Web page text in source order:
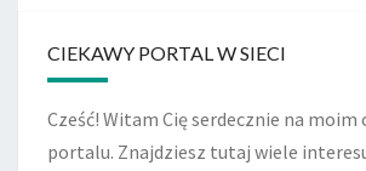
CIEKAWY PORTAL W SIECI
Cześć! Witam Cię serdecznie na moim
portalu. Znajdziesz tutaj wiele